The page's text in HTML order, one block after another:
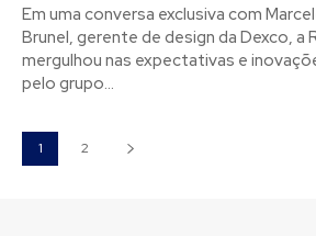
Em uma conversa exclusiva com
Brunel, gerente de design da Dexco, a
mergulhou nas expectativas e
pelo grupo...
1 2